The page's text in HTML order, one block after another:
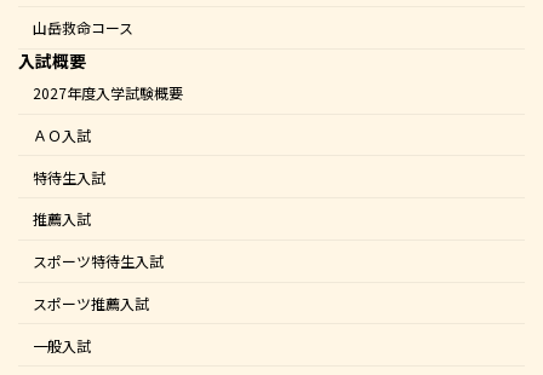
山岳救命コース
入試概要
2027年度入学試験概要
ＡＯ入試
特待生入試
推薦入試
スポーツ特待生入試
スポーツ推薦入試
一般入試